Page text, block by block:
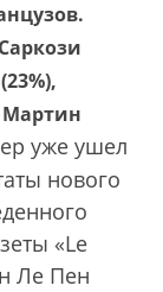
Мартин
уже ушел
нового
«Le
Ле Пен